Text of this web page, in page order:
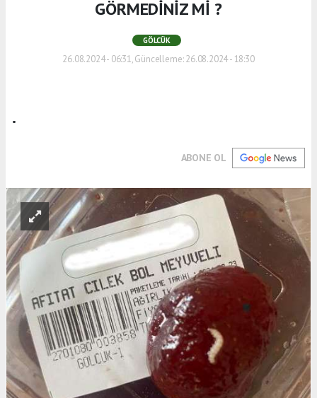
GÖRMEDİNİZ Mİ ?
GÖLCÜK
26.08.2024 - 06:31, Güncelleme: 26.08.2024 - 18:30
.
ABONE OL